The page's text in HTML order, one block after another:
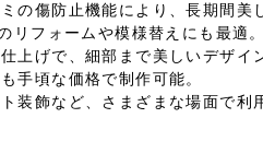
の傷防止機能により、長期間美
リフォームや模様替えにも最適。
上げで、細部まで美しいデザイ
手頃な価格で制作可能。
装飾など、さまざまな場面で利